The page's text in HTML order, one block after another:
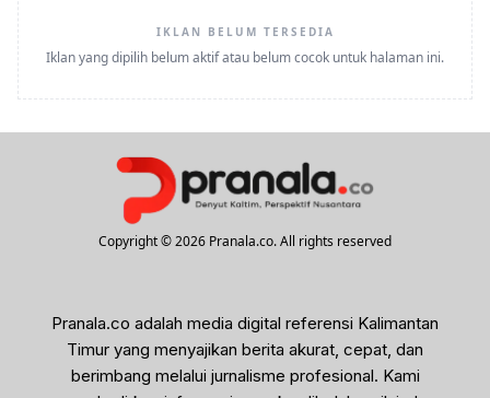
IKLAN BELUM TERSEDIA
Iklan yang dipilih belum aktif atau belum cocok untuk halaman ini.
Copyright © 2026 Pranala.co. All rights reserved
Pranala.co adalah media digital referensi Kalimantan
Timur yang menyajikan berita akurat, cepat, dan
berimbang melalui jurnalisme profesional. Kami